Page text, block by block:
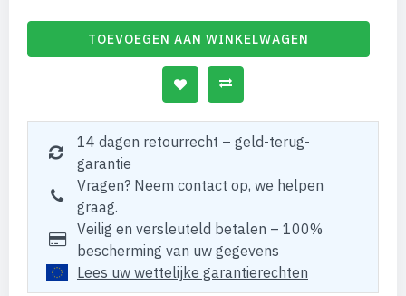
TOEVOEGEN AAN WINKELWAGEN
14 dagen retourrecht – geld-terug-
garantie
Vragen? Neem contact op, we helpen
graag.
Veilig en versleuteld betalen – 100%
bescherming van uw gegevens
Lees uw wettelijke garantierechten